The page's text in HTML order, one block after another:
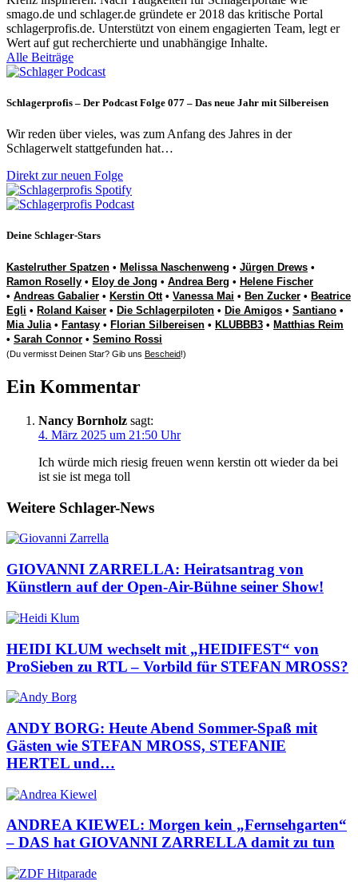
smago.de und schlager.de gründete er 2018 das kritische Portal
schlagerprofis.de. Unterstützt von einem engagierten Team, legt er
Wert auf gut recherchierte und unabhängige Inhalte.
Alle Beiträge
Schlagerprofis – Der Podcast Folge 077 – Das neue Jahr mit Silbereisen
Wir reden über vieles, was zum Anfang des Jahres in der
Schlagerwelt stattgefunden hat…
Direkt zur neuen Folge
Deine Schlager-Stars
Kastelruther Spatzen • Melissa Naschenweng • Jürgen Drews •
Ramon Roselly • Eloy de Jong • Andrea Berg • Helene Fischer
• Andreas Gabalier • Kerstin Ott• Vanessa Mai • Ben Zucker • Beatrice
Egli • Roland Kaiser • Die Schlagerpiloten • Die Amigos • Santiano •
Mia Julia• Fantasy • Florian Silbereisen • KLUBBB3 • Matthias Reim
• Sarah Connor • Semino Rossi
(Du vermisst Deinen Star? Gib uns Bescheid!)
Ein Kommentar
Nancy Bornholz sagt:
4. März 2025 um 21:50 Uhr
Ich würde mich riesig freuen wenn kerstin ott wieder da bei
ist sie ist mega toll
Weitere Schlager-News
GIOVANNI ZARRELLA: Heiratsantrag von
Künstlern auf der Open-Air-Bühne seiner Show!
HEIDI KLUM wechselt mit „HEIDIFEST“ von
ProSieben zu RTL – Vorbild für STEFAN MROSS?
ANDY BORG: Heute Abend Sommer-Spaß mit
Gästen wie STEFAN MROSS, STEFANIE
HERTEL und…
ANDREA KIEWEL: Morgen kein „Fernsehgarten“
– DAS hat GIOVANNI ZARRELLA damit zu tun